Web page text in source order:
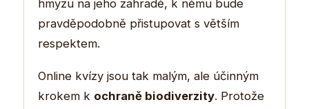
hmyzu na jeho zahradě, k němu bude
pravděpodobně přistupovat s větším
respektem.
Online kvízy jsou tak malým, ale účinným
krokem k ochraně biodiverzity. Protože